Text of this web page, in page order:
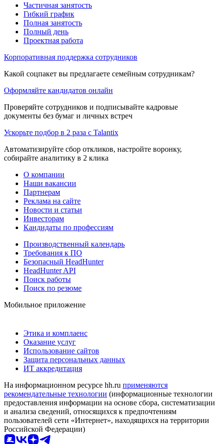
Частичная занятость
Гибкий график
Полная занятость
Полный день
Проектная работа
Корпоративная поддержка сотрудников
Какой соцпакет вы предлагаете семейным сотрудникам?
Оформляйте кандидатов онлайн
Проверяйте сотрудников и подписывайте кадровые
документы без бумаг и личных встреч
Ускорьте подбор в 2 раза с Talantix
Автоматизируйте сбор откликов, настройте воронку,
собирайте аналитику в 2 клика
О компании
Наши вакансии
Партнерам
Реклама на сайте
Новости и статьи
Инвесторам
Кандидаты по профессиям
Производственный календарь
Требования к ПО
Безопасный HeadHunter
HeadHunter API
Поиск работы
Поиск по резюме
Мобильное приложение
Этика и комплаенс
Оказание услуг
Использование сайтов
Защита персональных данных
ИТ аккредитация
На информационном ресурсе hh.ru применяются
рекомендательные технологии (информационные технологии
предоставления информации на основе сбора, систематизации
и анализа сведений, относящихся к предпочтениям
пользователей сети «Интернет», находящихся на территории
Российской Федерации)